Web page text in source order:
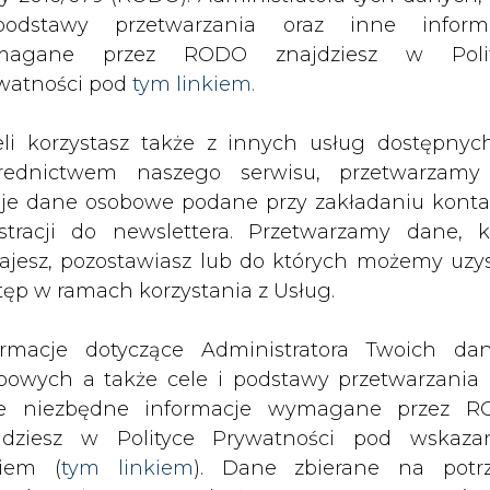
przetwarzania oraz inne
przez RODO znajdziesz w
pod tym linkiem.
korzystasz także z innych usług
naszego serwisu,
dane osobowe podane przy zakładaniu
do newslettera. Przetwarzamy dane,
pozostawiasz lub do których możemy
w ramach korzystania z Usług.
dotyczące Administratora Twoich
a także cele i podstawy przetwarzania
niezbędne informacje wymagane przez
w Polityce Prywatności pod
(tym linkiem). Dane zbierane na
ale najbliższa zima będzie bardzo
o oszczędzanie energii -
podczas III Kongresu